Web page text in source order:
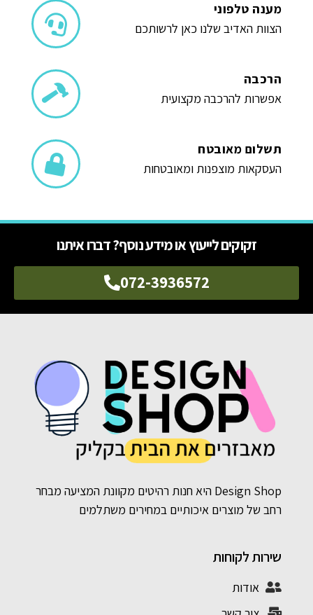
מענה טלפוני
הצוות האדיב שלנו כאן לרשותכם
הרכבה
אפשרות להרכבה מקצועית
תשלום מאובטח
העסקאות מוצפנות ומאובטחות
זקוקים לייעוץ או מידע נוסף? דברו איתנו
072-3936572
Design Shop היא חנות רהיטים מקוונת המציעה מבחר
רחב של מוצרים איכותיים במחירים משתלמים
שירות לקוחות
אודות